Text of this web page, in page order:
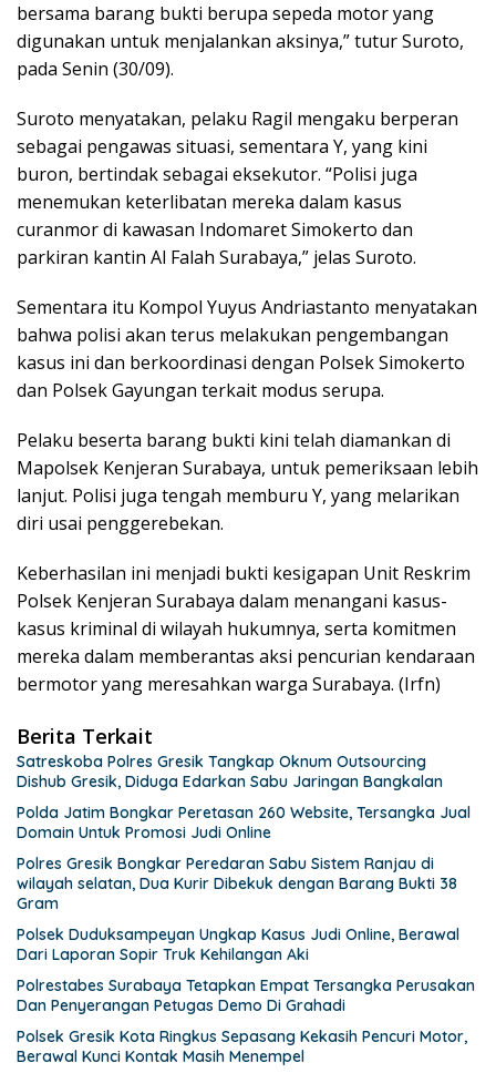
bersama barang bukti berupa sepeda motor yang
digunakan untuk menjalankan aksinya,” tutur Suroto,
pada Senin (30/09).
Suroto menyatakan, pelaku Ragil mengaku berperan
sebagai pengawas situasi, sementara Y, yang kini
buron, bertindak sebagai eksekutor. “Polisi juga
menemukan keterlibatan mereka dalam kasus
curanmor di kawasan Indomaret Simokerto dan
parkiran kantin Al Falah Surabaya,” jelas Suroto.
Sementara itu Kompol Yuyus Andriastanto menyatakan
bahwa polisi akan terus melakukan pengembangan
kasus ini dan berkoordinasi dengan Polsek Simokerto
dan Polsek Gayungan terkait modus serupa.
Pelaku beserta barang bukti kini telah diamankan di
Mapolsek Kenjeran Surabaya, untuk pemeriksaan lebih
lanjut. Polisi juga tengah memburu Y, yang melarikan
diri usai penggerebekan.
Keberhasilan ini menjadi bukti kesigapan Unit Reskrim
Polsek Kenjeran Surabaya dalam menangani kasus-
kasus kriminal di wilayah hukumnya, serta komitmen
mereka dalam memberantas aksi pencurian kendaraan
bermotor yang meresahkan warga Surabaya. (Irfn)
Berita Terkait
Satreskoba Polres Gresik Tangkap Oknum Outsourcing
Dishub Gresik, Diduga Edarkan Sabu Jaringan Bangkalan
Polda Jatim Bongkar Peretasan 260 Website, Tersangka Jual
Domain Untuk Promosi Judi Online
Polres Gresik Bongkar Peredaran Sabu Sistem Ranjau di
wilayah selatan, Dua Kurir Dibekuk dengan Barang Bukti 38
Gram
Polsek Duduksampeyan Ungkap Kasus Judi Online, Berawal
Dari Laporan Sopir Truk Kehilangan Aki
Polrestabes Surabaya Tetapkan Empat Tersangka Perusakan
Dan Penyerangan Petugas Demo Di Grahadi
Polsek Gresik Kota Ringkus Sepasang Kekasih Pencuri Motor,
Berawal Kunci Kontak Masih Menempel